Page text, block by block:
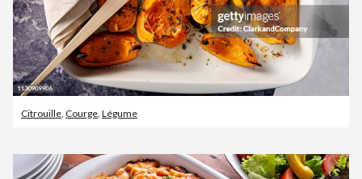
Citrouille Courge Légume